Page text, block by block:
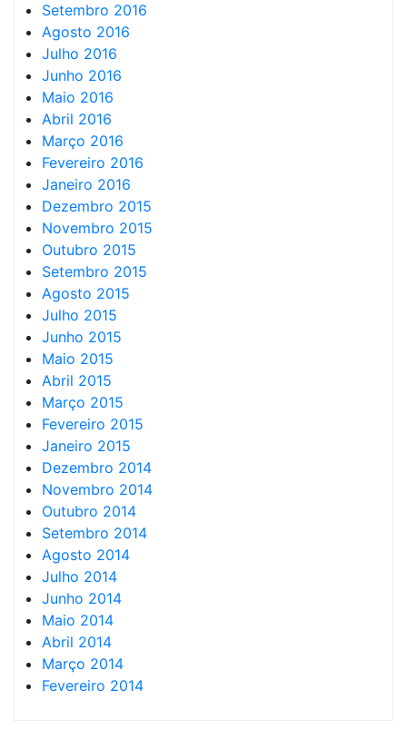
Setembro 2016
Agosto 2016
Julho 2016
Junho 2016
Maio 2016
Abril 2016
Março 2016
Fevereiro 2016
Janeiro 2016
Dezembro 2015
Novembro 2015
Outubro 2015
Setembro 2015
Agosto 2015
Julho 2015
Junho 2015
Maio 2015
Abril 2015
Março 2015
Fevereiro 2015
Janeiro 2015
Dezembro 2014
Novembro 2014
Outubro 2014
Setembro 2014
Agosto 2014
Julho 2014
Junho 2014
Maio 2014
Abril 2014
Março 2014
Fevereiro 2014